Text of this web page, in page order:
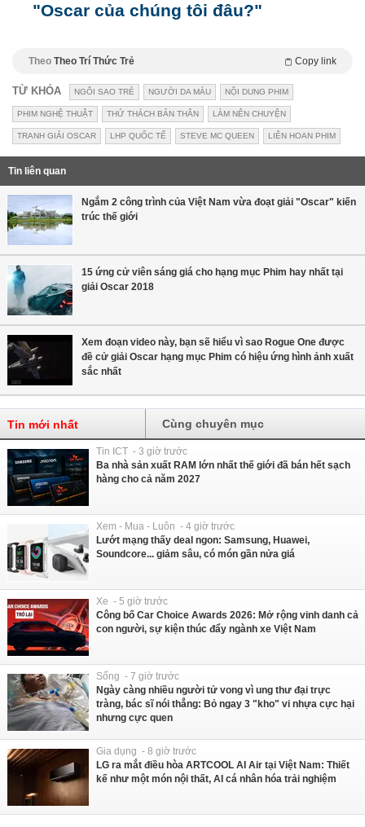
"Oscar của chúng tôi đâu?"
Theo Theo Trí Thức Trẻ Copy link
TỪ KHÓA NGÔI SAO TRẺ NGƯỜI DA MÀU NỘI DUNG PHIM
PHIM NGHỆ THUẬT THỬ THÁCH BẢN THÂN LÀM NÊN CHUYỆN
TRANH GIẢI OSCAR LHP QUỐC TẾ STEVE MC QUEEN LIÊN HOAN PHIM
Tin liên quan
Ngắm 2 công trình của Việt Nam vừa đoạt giải "Oscar" kiến
trúc thế giới
15 ứng cử viên sáng giá cho hạng mục Phim hay nhất tại
giải Oscar 2018
Xem đoạn video này, bạn sẽ hiểu vì sao Rogue One được
đề cử giải Oscar hạng mục Phim có hiệu ứng hình ảnh xuất
sắc nhất
Tin mới nhất Cùng chuyên mục
Tin ICT - 3 giờ trước
Ba nhà sản xuất RAM lớn nhất thế giới đã bán hết sạch
hàng cho cả năm 2027
Xem - Mua - Luôn - 4 giờ trước
Lướt mạng thấy deal ngon: Samsung, Huawei,
Soundcore... giảm sâu, có món gần nửa giá
Xe - 5 giờ trước
Công bố Car Choice Awards 2026: Mở rộng vinh danh cả
con người, sự kiện thúc đẩy ngành xe Việt Nam
Sống - 7 giờ trước
Ngày càng nhiều người tử vong vì ung thư đại trực
tràng, bác sĩ nói thẳng: Bỏ ngay 3 "kho" vi nhựa cực hại
nhưng cực quen
Gia dụng - 8 giờ trước
LG ra mắt điều hòa ARTCOOL AI Air tại Việt Nam: Thiết
kế như một món nội thất, AI cá nhân hóa trải nghiệm